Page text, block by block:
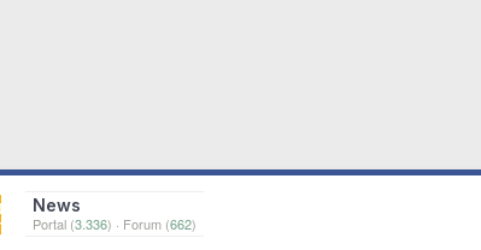
News
Portal (3.336) · Forum (662)